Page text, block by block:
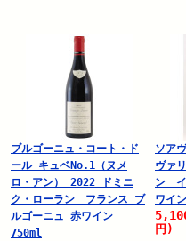
ブルゴーニュ・コート・ド
ール キュベNo.1（ヌメ
ロ・アン） 2022 ドミニ
ク・ローラン フランス ブ
ルゴーニュ 赤ワイン
750ml
ソア
ヴァ
ン イ
ワイ
円)